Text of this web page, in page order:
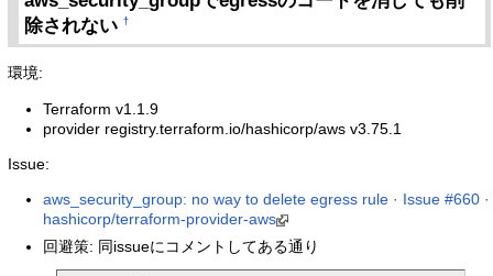
除されない†
環境:
Terraform v1.1.9
provider registry.terraform.io/hashicorp/aws v3.75.1
Issue:
aws_security_group: no way to delete egress rule · Issue #660 ·
hashicorp/terraform-provider-aws
回避策: 同issueにコメントしてある通り